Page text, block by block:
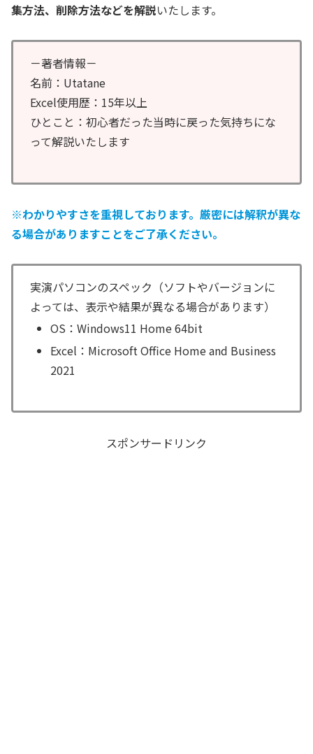
集方法、削除方法などを解説いたします。
－著者情報－
名前：Utatane
Excel使用歴：15年以上
ひとこと：初心者だった当時に戻った気持ちにな
って解説いたします
※わかりやすさを重視しております。厳密には解釈が異な
る場合がありますことをご了承ください。
実演パソコンのスペック（ソフトやバージョンに
よっては、表示や結果が異なる場合があります）
OS：Windows11 Home 64bit
Excel：Microsoft Office Home and Business
2021
スポンサードリンク